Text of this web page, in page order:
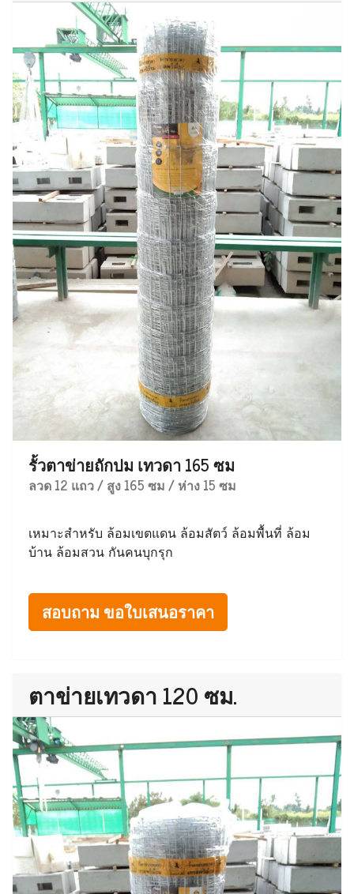
รั้วตาข่ายถักปม เทวดา 165 ซม
ลวด 12 แถว / สูง 165 ซม / ห่าง 15 ซม
เหมาะสำหรับ ล้อมเขตแดน ล้อมสัตว์ ล้อมพื้นที่ ล้อม
บ้าน ล้อมสวน กันคนบุกรุก
สอบถาม ขอใบเสนอราคา
ตาข่ายเทวดา 120 ซม.